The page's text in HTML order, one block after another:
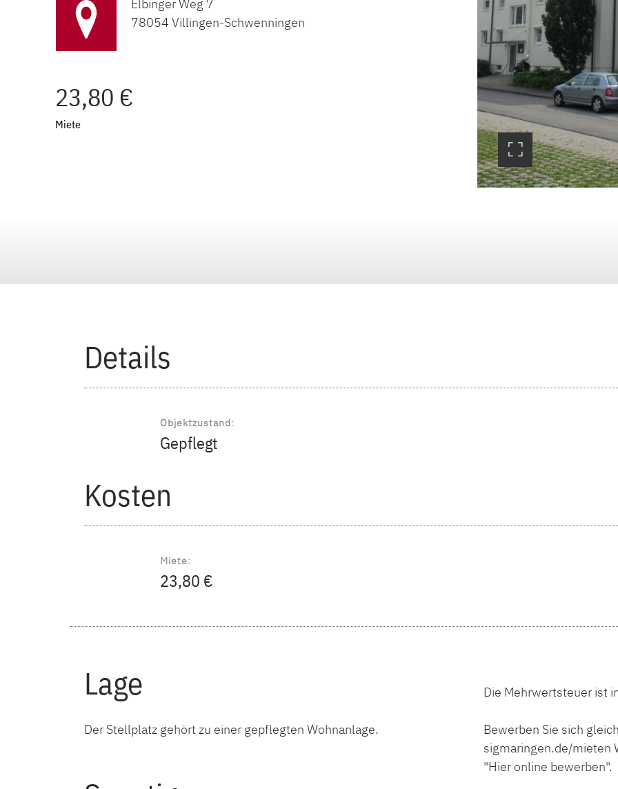
Elbinger Weg 7
78054 Villingen-Schwenningen
23,80 €
Miete
Details
Objektzustand:
Gepflegt
Kosten
Miete:
23,80 €
Lage
Der Stellplatz gehört zu einer gepflegten Wohnanlage.
Die Mehrwertsteuer ist
Bewerben Sie sich
sigmaringen.de/mieten
"Hier online bewerben".